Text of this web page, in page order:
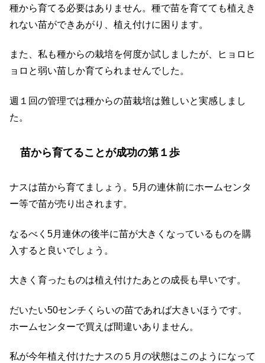
種から育てる必要はありません。種で苗を育てても植えき
れない苗ができあがり、植え付けに困ります。
また、私も種からの栽培を何度か試しましたが、ヒョロヒ
ョロと弱い苗しか育てられませんでした。
週１回の管理では種からの苗栽培は難しいと実感しまし
た。
苗から育てることが成功の第１歩
ナスは苗から育てましょう。5月の連休前にホームセンタ
ー等で苗が売り出されます。
なるべく5月連休の後半に苗が大きくなっているものを購
入すると良いでしょう。
大きく育ったものは植え付けたあとの成長も早いです。
だいたい50センチくらいの苗であれば大きいほうです。
ホームセンターで買えば間違いありません。
私が今年植え付けたナスの５月の状態はこのようになって